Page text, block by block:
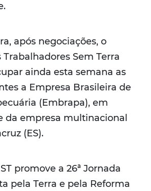
após negociações, o
Sem Terra
ainda esta semana as
a Empresa Brasileira de
(Embrapa), em
da empresa multinacional
(ES).
promove a 26ª Jornada
pela Terra e pela Reforma